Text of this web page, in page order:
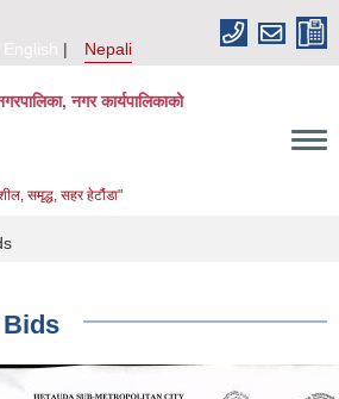
English
Nepali
नगर कार्यपालिकाको
समृद्ध, सहर हेटौंडा"